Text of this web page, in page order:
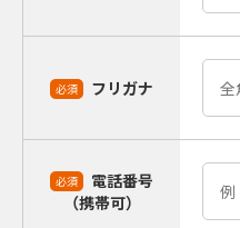
必須 フリガナ
必須
電話番号
（携帯可）